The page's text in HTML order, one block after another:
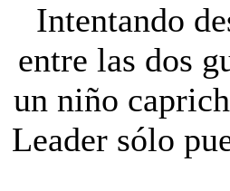
Intentando
entre las dos
un niño
Leader sólo